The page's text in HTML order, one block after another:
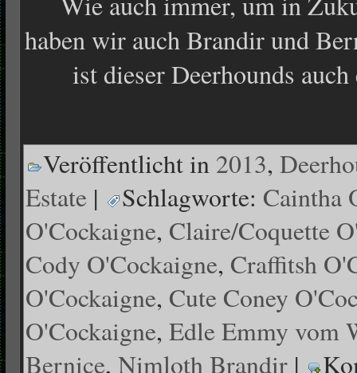
haben wir auch Brandir und
ist dieser Deerhounds
Veröffentlicht in 2013,
Estate | Schlagworte: Caintha
O'Cockaigne, Claire/Coquette
Cody O'Cockaigne, Craffitsh
O'Cockaigne, Cute Coney
O'Cockaigne, Edle Emmy vom
Bernice, Nimloth Brandir |